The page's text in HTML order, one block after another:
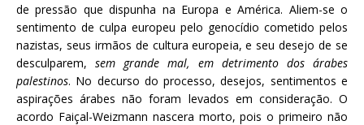
de pressão que dispunha na Europa e América. Aliem-se o
sentimento de culpa europeu pelo genocídio cometido pelos
nazistas, seus irmãos de cultura europeia, e seu desejo de se
desculparem,sem grande mal, em detrimento dos árabes
palestinos. No decurso do processo, desejos, sentimentos e
aspirações árabes não foram levados em consideração. O
acordo Faiçal-Weizmann nascera morto, pois o primeiro não